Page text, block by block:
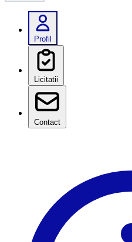
Profil
Licitatii
Contact